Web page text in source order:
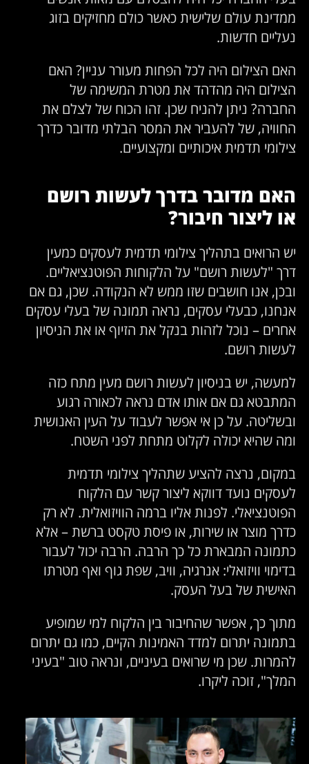
ממדינת עולם שלישית כאשר כולם מחזיקים בזוג
נעליים חדשות.
האם הצילום היה לכל הפחות מעורר עניין? האם
הצילום היה מהדהד את מטרת המשימה של
החברה? ניתן להניח שכן. זהו הכוח של לצלם את
החוויה, של להעביר את המסר הבלתי מדובר כדרך
צילומי תדמית איכותיים ומקצועיים.
האם מדובר בדרך לעשות רושם
או ליצור חיבור?
יש הרואים בתהליך צילומי תדמית לעסקים כמעין
דרך "לעשות רושם" על הלקוחות הפוטנציאליים.
ובכן, אנו חושבים שזו ממש לא הנקודה. שכן, גם אם
אנחנו, כבעלי עסקים, נראה תמונה של בעלי עסקים
אחרים – נוכל לזהות בנקל את הזיוף או את הניסיון
לעשות רושם.
למעשה, יש בניסיון לעשות רושם מעין מתח כזה
המתבטא גם אם אותו אדם נראה לכאורה רגוע
ובשליטה. על כן אי אפשר לעבוד על העין האנושית
ומה שהיא יכולה לקלוט מתחת לפני השטח.
במקום, נרצה להציע שתהליך צילומי תדמית
לעסקים נועד דווקא ליצור קשר עם הלקוח
הפוטנציאלי. לפנות אליו ברמה הוויזואלית. לא רק
כדרך מוצר או שירות, או פיסת טקסט ברשת – אלא
כתמונה המבארת כל כך הרבה. הרבה יכול לעבור
בדימוי וויזואלי: אנרגיה, וויב, שפת גוף ואף מטרתו
האישית של בעל העסק.
מתוך כך, אפשר שהחיבור בין הלקוח למי שמופיע
בתמונה יתרום למדד האמינות הקיים, כמו גם יתרום
להמרות. שכן מי שרואים בעיניים, ונראה טוב "בעיני
המלך", זוכה ליקרו.